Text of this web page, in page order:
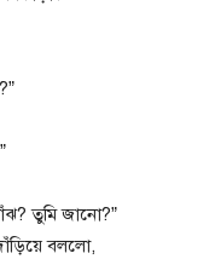
তুমি জানো?”
বললো,